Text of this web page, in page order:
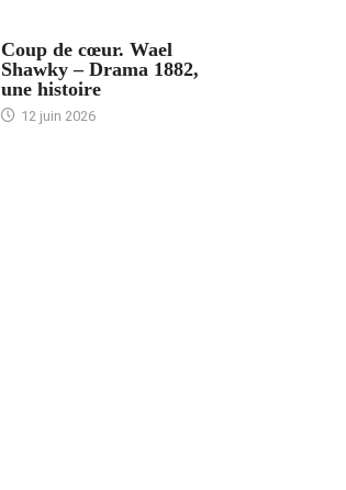
Coup de cœur. Wael
Shawky – Drama 1882,
une histoire
12 juin 2026